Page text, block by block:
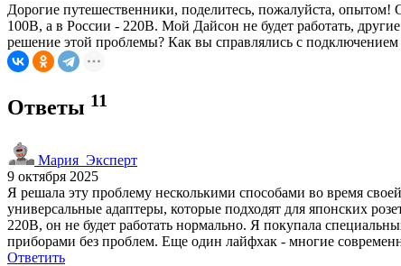
Дорогие путешественники, поделитесь, пожалуйста,
100В, а в России - 220В. Мой Дайсон не будет работать,
решение этой проблемы? Как вы справлялись с подключением
Ответы 11
Мария_Эксперт
9 октября 2025
Я решала эту проблему несколькими способами во время
универсальные адаптеры, которые подходят для японских
220В, он не будет работать нормально. Я покупала
приборами без проблем. Еще один лайфхак - многие
Ответить